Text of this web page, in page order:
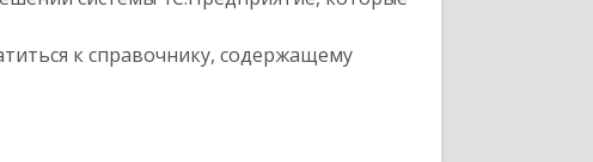
к справочнику, содержащему